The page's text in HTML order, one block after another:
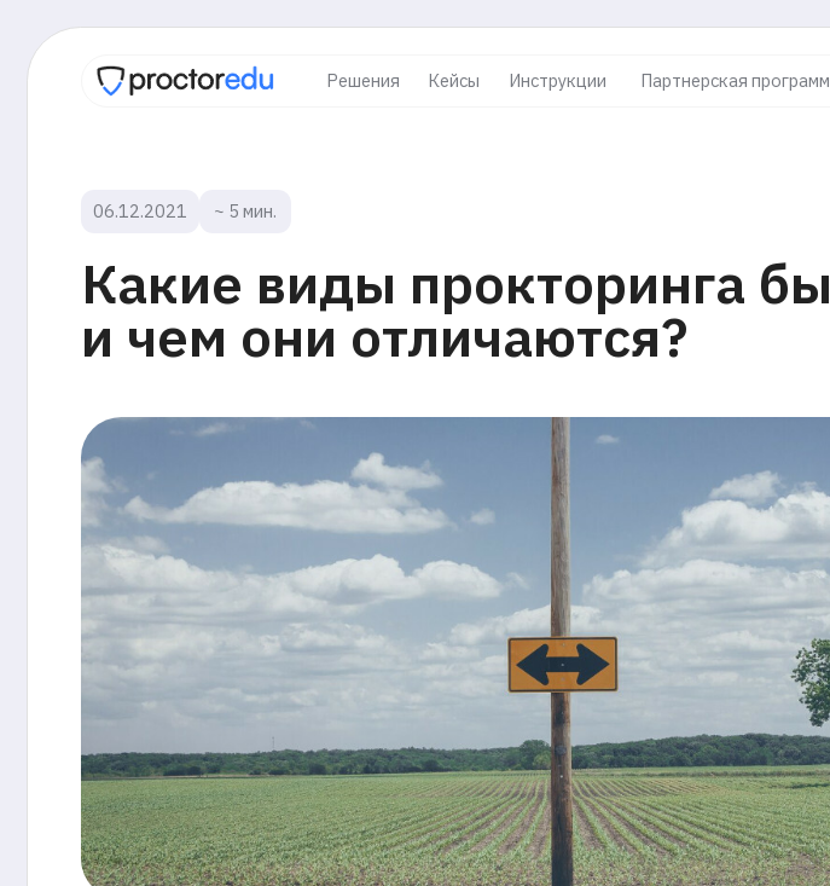
Какие виды прокторинга бывают
и чем они отличаются?
Решения Инструкции Партнерская программа